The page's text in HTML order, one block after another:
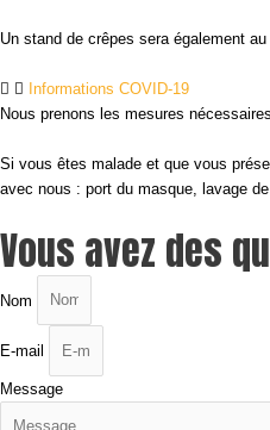
Un stand de crêpes sera également
Informations COVID-19
Nous prenons les mesures
Si vous êtes malade et que vous
avec nous : port du masque, lavage
Vous avez des
Nom
E-mail
Message